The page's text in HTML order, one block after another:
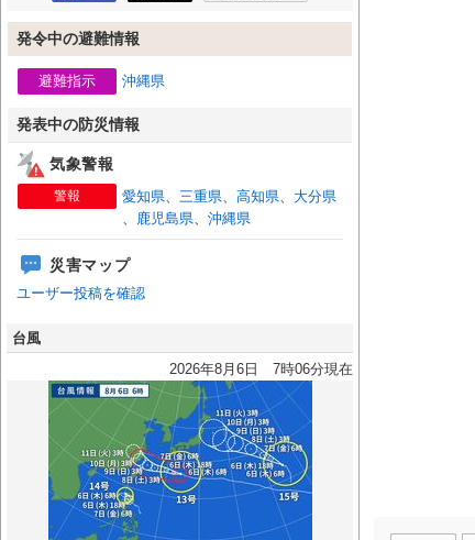
発令中の避難情報
避難指示 沖縄県
発表中の防災情報
気象警報
警報 愛知県、 三重県、 高知県、 大分県
、 鹿児島県、 沖縄県
災害マップ
ユーザー投稿を確認
台風
2026年8月6日 7時06分現在